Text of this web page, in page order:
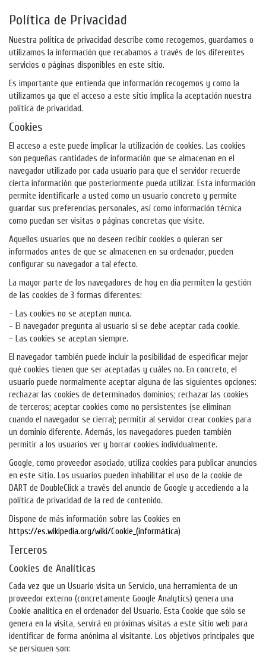
Política de Privacidad
Nuestra política de privacidad describe como recogemos, guardamos o
utilizamos la información que recabamos a través de los diferentes
servicios o páginas disponibles en este sitio.
Es importante que entienda que información recogemos y como la
utilizamos ya que el acceso a este sitio implica la aceptación nuestra
política de privacidad.
Cookies
El acceso a este puede implicar la utilización de cookies. Las cookies
son pequeñas cantidades de información que se almacenan en el
navegador utilizado por cada usuario para que el servidor recuerde
cierta información que posteriormente pueda utilizar. Esta información
permite identificarle a usted como un usuario concreto y permite
guardar sus preferencias personales, así como información técnica
como puedan ser visitas o páginas concretas que visite.
Aquellos usuarios que no deseen recibir cookies o quieran ser
informados antes de que se almacenen en su ordenador, pueden
configurar su navegador a tal efecto.
La mayor parte de los navegadores de hoy en día permiten la gestión
de las cookies de 3 formas diferentes:
- Las cookies no se aceptan nunca.
- El navegador pregunta al usuario si se debe aceptar cada cookie.
- Las cookies se aceptan siempre.
El navegador también puede incluir la posibilidad de especificar mejor
qué cookies tienen que ser aceptadas y cuáles no. En concreto, el
usuario puede normalmente aceptar alguna de las siguientes opciones:
rechazar las cookies de determinados dominios; rechazar las cookies
de terceros; aceptar cookies como no persistentes (se eliminan
cuando el navegador se cierra); permitir al servidor crear cookies para
un dominio diferente. Además, los navegadores pueden también
permitir a los usuarios ver y borrar cookies individualmente.
Google, como proveedor asociado, utiliza cookies para publicar anuncios
en este sitio. Los usuarios pueden inhabilitar el uso de la cookie de
DART de DoubleClick a través del anuncio de Google y accediendo a la
política de privacidad de la red de contenido.
Dispone de más información sobre las Cookies en
https://es.wikipedia.org/wiki/Cookie_(informática)
Terceros
Cookies de Analíticas
Cada vez que un Usuario visita un Servicio, una herramienta de un
proveedor externo (concretamente Google Analytics) genera una
Cookie analítica en el ordenador del Usuario. Esta Cookie que sólo se
genera en la visita, servirá en próximas visitas a este sitio web para
identificar de forma anónima al visitante. Los objetivos principales que
se persiguen son: